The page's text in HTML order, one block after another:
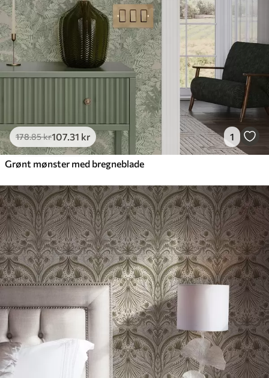
178.85kr107.31 kr 1
Grønt mønster med bregneblade